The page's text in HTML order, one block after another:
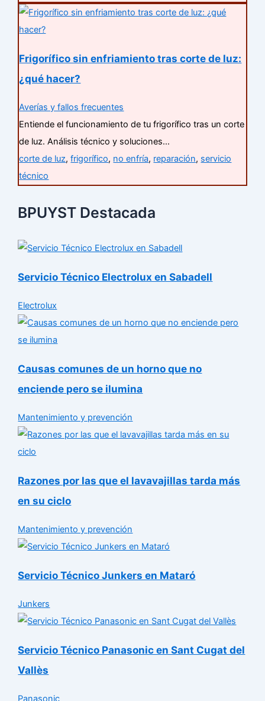
Frigorífico sin enfriamiento tras corte de luz:
¿qué hacer?
Averías y fallos frecuentes
Entiende el funcionamiento de tu frigorífico tras un corte
de luz. Análisis técnico y soluciones…
corte de luz,frigorífico, no enfría, reparación, servicio
técnico
BPUYST Destacada
Servicio Técnico Electrolux en Sabadell
Electrolux
Causas comunes de un horno que no
enciende pero se ilumina
Mantenimiento y prevención
Razones por las que el lavavajillas tarda más
en su ciclo
Mantenimiento y prevención
Servicio Técnico Junkers en Mataró
Junkers
Servicio Técnico Panasonic en Sant Cugat del
Vallès
Panasonic